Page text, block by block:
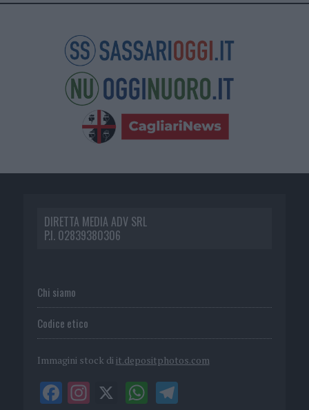
DIRETTA MEDIA ADV SRL
P.I. 02839380306
Chi siamo
Codice etico
Immagini stock di it.depositphotos.com